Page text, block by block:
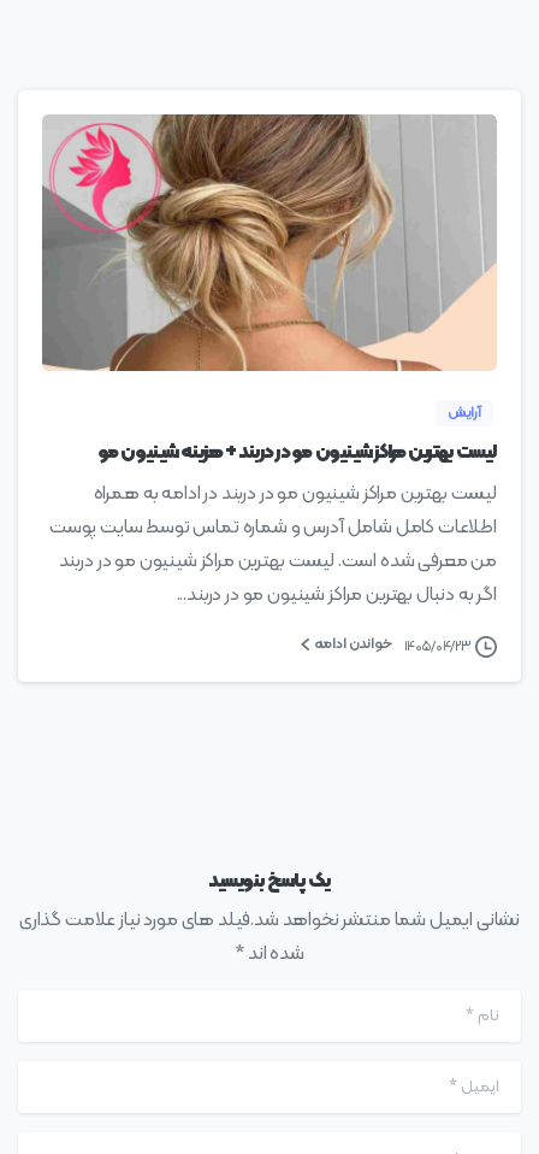
آرایش
لیست بهترین مراکز شینیون مو در دربند + هزینه شینیون مو
لیست بهترین مراکز شینیون مو در دربند در ادامه به همراه
اطلاعات کامل شامل آدرس و شماره تماس توسط سایت پوست
من معرفی شده است. لیست بهترین مراکز شینیون مو در دربند
اگر به دنبال بهترین مراکز شینیون مو در دربند...
۱۴۰۵/۰۴/۲۳ خواندن ادامه
یک پاسخ بنویسید
نشانی ایمیل شما منتشر نخواهد شد.فیلد های مورد نیاز علامت گذاری
شده اند *
نام*
ایمیل *